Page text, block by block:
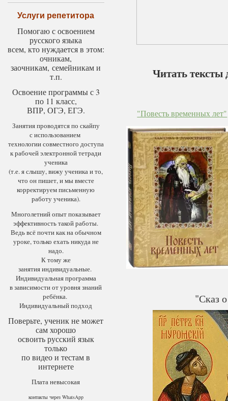
Читать тексты
"Повесть временных лет"
"Сказ
Услуги репетитора
Помогаю с освоением
русского языка
всем, кто нуждается в этом:
очникам,
заочникам, семейникам и
т.п.
Освоение программы с 3
по 11 класс,
ВПР, ОГЭ, ЕГЭ.
Занятия проводятся по скайпу
с использованием
технологии совместного доступа
к рабочей электронной тетради
ученика
(т.е. я слышу, вижу ученика и то,
что он пишет, и мы вместе
корректируем письменную
работу ученика).
Многолетний опыт показывает
эффективность такой работы.
Ведь всё почти как на обычном
уроке, только ехать никуда не
надо.
К тому же
занятия индивидуальные.
Индивидуальная программа
в зависимости от уровня знаний
ребёнка.
Индивидуальный подход
Поверьте, ученик не может
сам хорошо
освоить русский язык
только
по видео и тестам в
интернете
Плата невысокая
контакты через WhatsApp